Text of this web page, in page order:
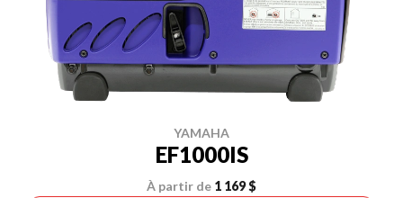
YAMAHA
EF1000IS
À partir de 1 169 $